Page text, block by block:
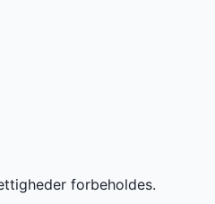
forbeholdes.